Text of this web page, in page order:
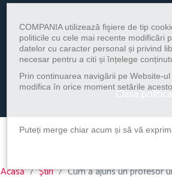
Clasa politica
Acasă Știri Cum a ajuns un profesor
COMPANIA utilizează fişiere de tip
politicile cu cele mai recente modificări
datelor cu caracter personal și privind
necesar pentru a citi și înțelege
Prin continuarea navigării pe Website-
modifica în orice moment setările
Puteți merge chiar acum și să vă